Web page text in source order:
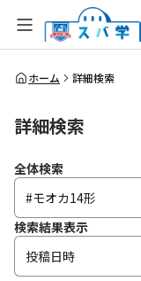
全体検索
ホーム 詳細検索
詳細検索
全体検索
検索結果表示
投稿日時